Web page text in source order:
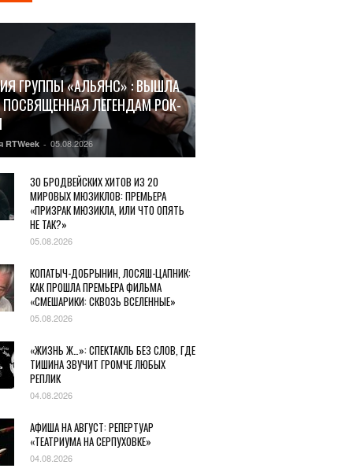
ГРУППЫ «АЛЬЯНС» : ВЫШЛА
ПОСВЯЩЕННАЯ ЛЕГЕНДАМ РОК-
RTWeek - 05.08.2026
30 БРОДВЕЙСКИХ ХИТОВ ИЗ 20
МИРОВЫХ МЮЗИКЛОВ: ПРЕМЬЕРА
«ПРИЗРАК МЮЗИКЛА, ИЛИ ЧТО ОПЯТЬ
НЕ ТАК?»
05.08.2026
КОПАТЫЧ-ДОБРЫНИН, ЛОСЯШ-ЦАПНИК:
КАК ПРОШЛА ПРЕМЬЕРА ФИЛЬМА
«СМЕШАРИКИ: СКВОЗЬ ВСЕЛЕННЫЕ»
05.08.2026
«ЖИЗНЬ Ж…»: СПЕКТАКЛЬ БЕЗ СЛОВ, ГДЕ
ТИШИНА ЗВУЧИТ ГРОМЧЕ ЛЮБЫХ
РЕПЛИК
04.08.2026
АФИША НА АВГУСТ: РЕПЕРТУАР
«ТЕАТРИУМА НА СЕРПУХОВКЕ»
04.08.2026